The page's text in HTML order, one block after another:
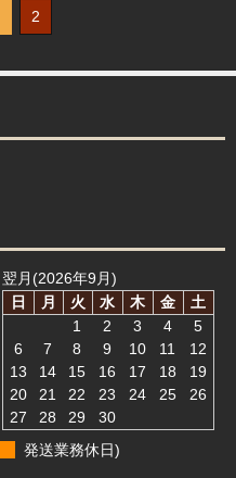
2
翌月(2026年9月)
日
月 火 水 木 金
土
1
2 3 4
5
6
7 8 9 10 11
12
13
14 15 16 17 18
19
20
21 22 23 24 25
26
27
28 29
30
発送業務休日)